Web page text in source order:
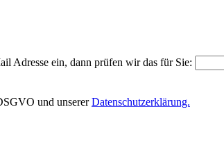
Adresse ein, dann prüfen wir das für Sie:
und unsererDatenschutzerklärung.